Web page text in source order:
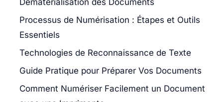
Dématérialisation des Documents
Processus de Numérisation : Étapes et Outils
Essentiels
Technologies de Reconnaissance de Texte
Guide Pratique pour Préparer Vos Documents
Comment Numériser Facilement un Document